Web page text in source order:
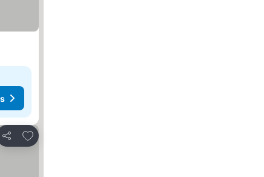
Partilhar
Adicionar aos favoritos